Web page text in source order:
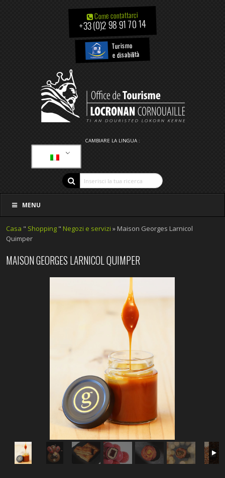
Come contattarci
+33 (0)2 98 91 70 14
Turismo
e disabilità
CAMBIARE LA LINGUA :
MENU
Casa " Shopping " Negozi e servizi » Maison Georges Larnicol
Quimper
MAISON GEORGES LARNICOL QUIMPER